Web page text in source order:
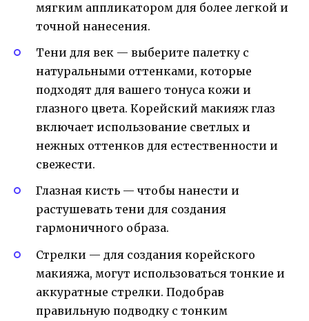
мягким аппликатором для более легкой и
точной нанесения.
Тени для век — выберите палетку с
натуральными оттенками, которые
подходят для вашего тонуса кожи и
глазного цвета. Корейский макияж глаз
включает использование светлых и
нежных оттенков для естественности и
свежести.
Глазная кисть — чтобы нанести и
растушевать тени для создания
гармоничного образа.
Стрелки — для создания корейского
макияжа, могут использоваться тонкие и
аккуратные стрелки. Подобрав
правильную подводку с тонким